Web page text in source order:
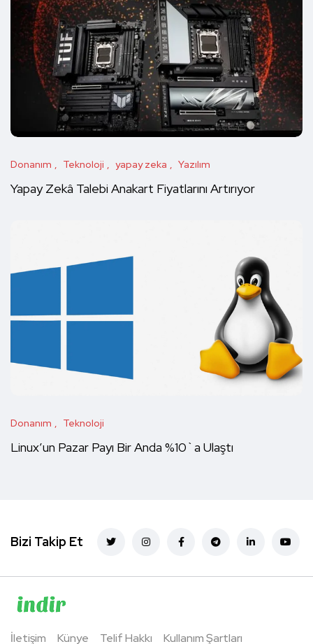
Donanım Teknoloji yapay zeka Yazılım
Yapay Zekâ Talebi Anakart Fiyatlarını Artırıyor
Donanım Teknoloji
Linux’un Pazar Payı Bir Anda %10`a Ulaştı
Bizi Takip Et
İletişim Künye Telif Hakkı Kullanım Şartları